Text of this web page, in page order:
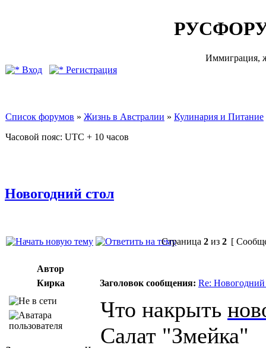
Иммиграция,
Вход
Регистрация
Список форумов » Жизнь в Австралии » Кулинария и Питание
Часовой пояс: UTC + 10 часов
Новогодний стол
Страница 2 из 2 [
Автор
Кирка
Заголовок сообщения: Re: Новогодний
Что накрыть
Салат "Змейка"